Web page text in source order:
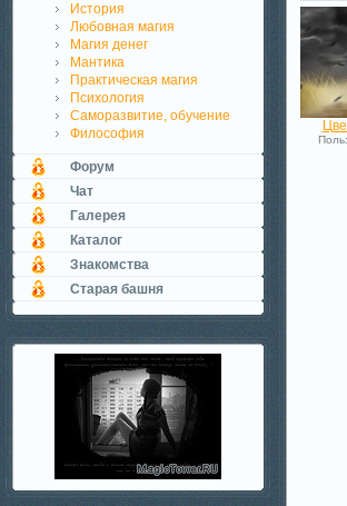
История
Любовная магия
Магия денег
Мантика
Практическая магия
Психология
Саморазвитие, обучение
Философия
Форум
Чат
Галерея
Каталог
Знакомства
Старая башня